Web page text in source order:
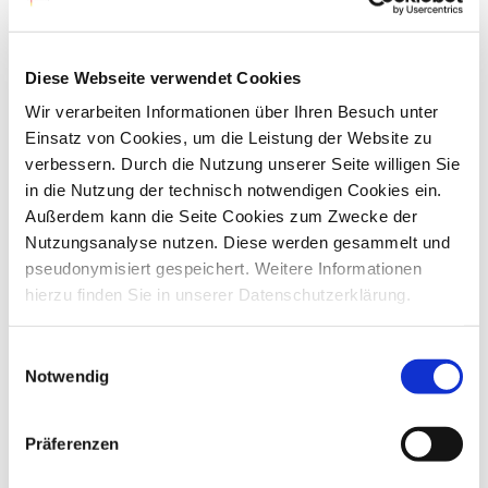
Diese Webseite verwendet Cookies
Wir verarbeiten Informationen über Ihren Besuch unter
Einsatz von Cookies, um die Leistung der Website zu
verbessern. Durch die Nutzung unserer Seite willigen Sie
in die Nutzung der technisch notwendigen Cookies ein.
Außerdem kann die Seite Cookies zum Zwecke der
Nutzungsanalyse nutzen. Diese werden gesammelt und
pseudonymisiert gespeichert. Weitere Informationen
hierzu finden Sie in unserer Datenschutzerklärung.
Notwendig
Präferenzen
Verbände einen Antrag stellen können, für
vollstrecken und zu vollziehen, wenn die
Voraussetzungen des § 66 Abs. 1 S. 3 SGB X
vorliegen. Hierdurch eröffnet der Gesetzgeber
für die Krankenkassen die Möglichkeit, für die
Einziehung von
Gesamtsozialversicherungsbeiträge bei
einzelnen Krankenkassen eine zentralisierte
Verwaltungsvollstreckung aufzubauen.
Das Bundesministerium für Gesundheit und
Verwaltungsbehörde hat mit Schreiben vom 13.
dass das Bundesversicherungsamt nach den